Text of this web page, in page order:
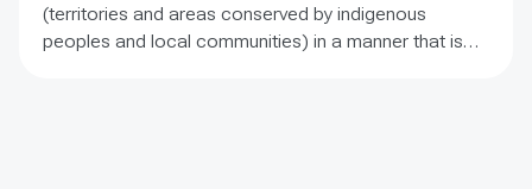
(territories and areas conserved by indigenous
peoples and local communities) in a manner that is